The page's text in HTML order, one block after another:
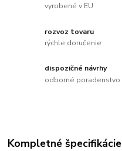
vyrobené v EU
rozvoz tovaru
rýchle doručenie
dispozičné návrhy
odborné poradenstvo
Kompletné špecifikácie